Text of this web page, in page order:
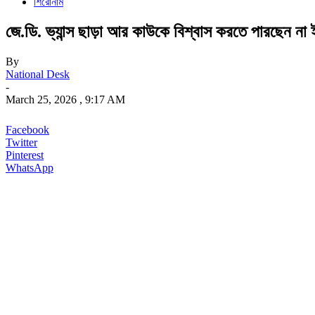
জে.ডি. ভ্যান্স ছাড়া আর কাউকে বিশ্বাস করতে পারছেন না
By
National Desk
-
March 25, 2026 , 9:17 AM
Facebook
Twitter
Pinterest
WhatsApp